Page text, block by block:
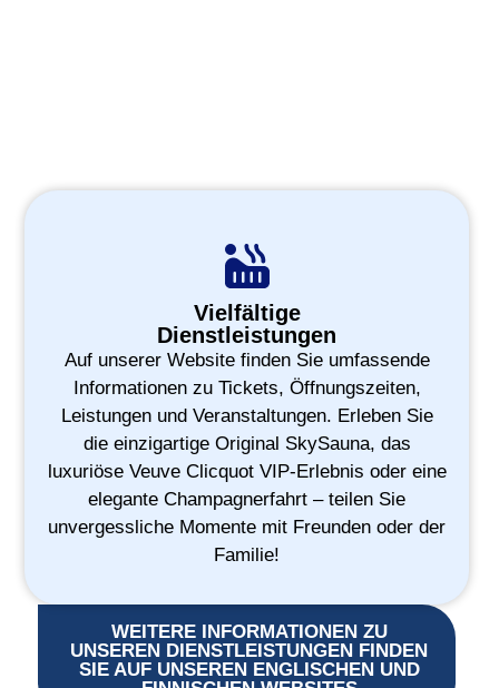
Vielfältige
Dienstleistungen
Auf unserer Website finden Sie umfassende
Informationen zu Tickets, Öffnungszeiten,
Leistungen und Veranstaltungen. Erleben Sie
die einzigartige Original SkySauna, das
luxuriöse Veuve Clicquot VIP-Erlebnis oder eine
elegante Champagnerfahrt – teilen Sie
unvergessliche Momente mit Freunden oder der
Familie!
WEITERE INFORMATIONEN ZU
UNSEREN DIENSTLEISTUNGEN FINDEN
SIE AUF UNSEREN ENGLISCHEN UND